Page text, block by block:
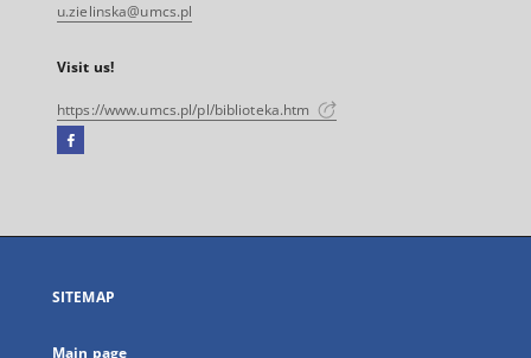
u.zielinska@umcs.pl
Visit us!
https://www.umcs.pl/pl/biblioteka.htm
Facebook
open
new
SITEMAP
Main page